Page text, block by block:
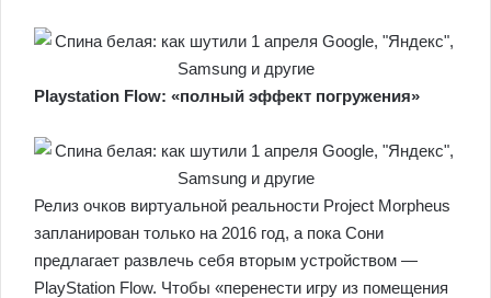
Playstation Flow: «полный эффект погружения»
Релиз очков виртуальной реальности Project Morpheus
запланирован только на 2016 год, а пока Сони
предлагает развлечь себя вторым устройством —
PlayStation Flow. Чтобы «перенести игру из помещения